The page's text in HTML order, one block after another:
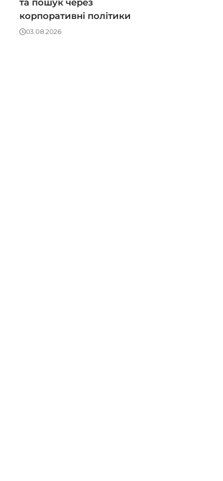
та пошук через
корпоративні політики
03.08.2026